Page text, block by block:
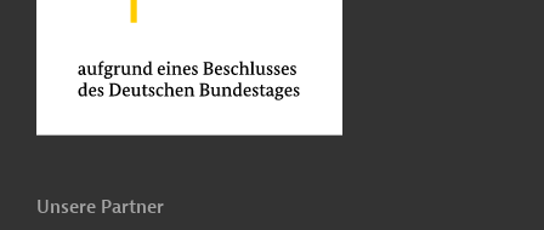
Unsere Partner